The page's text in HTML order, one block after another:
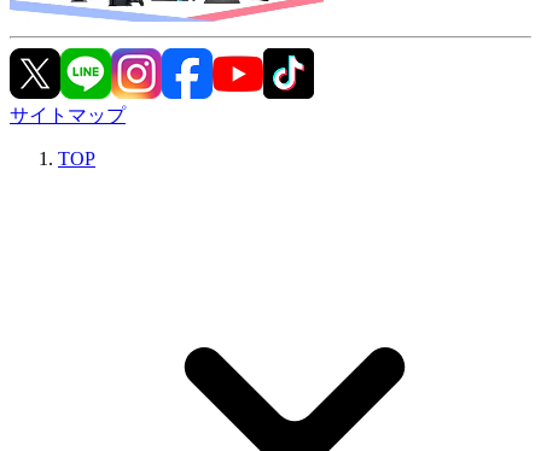
サイトマップ
TOP